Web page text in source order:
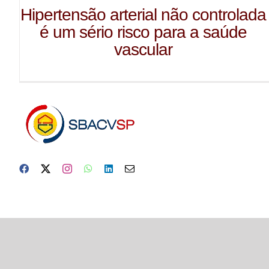
Hipertensão arterial não controlada
é um sério risco para a saúde
vascular